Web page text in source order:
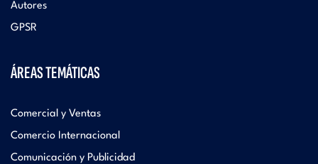
Autores
GPSR
ÁREAS TEMÁTICAS
Comercial y Ventas
Comercio Internacional
Comunicación y Publicidad